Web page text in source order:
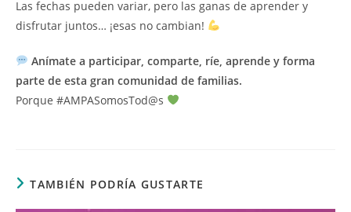
Las fechas pueden variar, pero las ganas de aprender y
disfrutar juntos… ¡esas no cambian!
Anímate a participar, comparte, ríe, aprende y forma
parte de esta gran comunidad de familias.
Porque #AMPASomosTod@s
TAMBIÉN PODRÍA GUSTARTE